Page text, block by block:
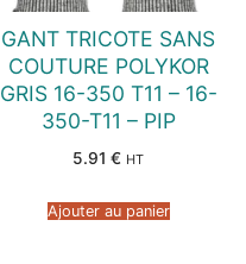
GANT TRICOTE SANS
COUTURE POLYKOR
GRIS 16-350 T11 – 16-
350-T11 – PIP
5.91 € HT
Ajouter au panier